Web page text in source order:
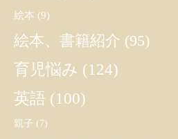
絵本 (9)
絵本、書籍紹介 (95)
育児悩み (124)
英語 (100)
親子 (7)